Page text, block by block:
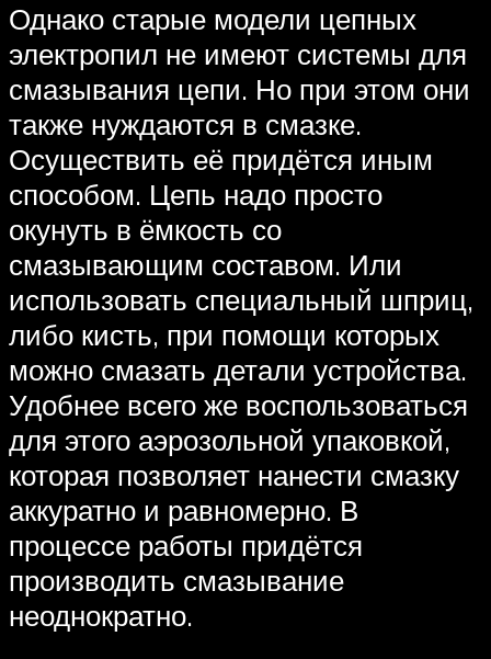
Однако старые модели цепных
электропил не имеют системы для
смазывания цепи. Но при этом они
также нуждаются в смазке.
Осуществить её придётся иным
способом. Цепь надо просто
окунуть в ёмкость со
смазывающим составом. Или
использовать специальный шприц,
либо кисть, при помощи которых
можно смазать детали устройства.
Удобнее всего же воспользоваться
для этого аэрозольной упаковкой,
которая позволяет нанести смазку
аккуратно и равномерно. В
процессе работы придётся
производить смазывание
неоднократно.